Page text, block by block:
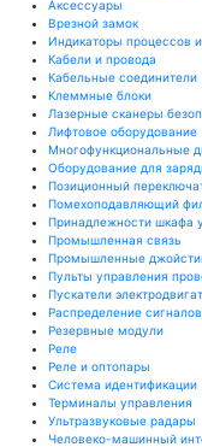
Аксессуары
Врезной замок
Индикаторы процессов
Кабели и провода
Кабельные соединители
Клеммные блоки
Лазерные сканеры
Лифтовое оборудование
Многофункциональные
Оборудование для
Позиционный
Помехоподавляющий
Принадлежности шкафа
Промышленная связь
Промышленные
Пульты управления
Пускатели
Распределение
Резервные модули
Реле
Реле и оптопары
Система идентификации
Терминалы управления
Ультразвуковые радары
Человеко-машинный